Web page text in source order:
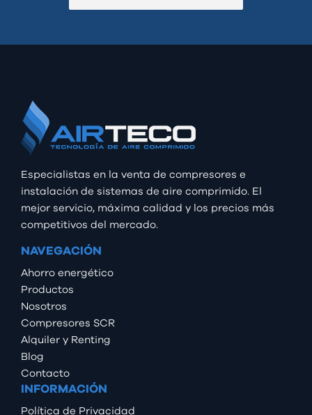
Especialistas en la venta de compresores e
instalación de sistemas de aire comprimido. El
mejor servicio, máxima calidad y los precios más
competitivos del mercado.
NAVEGACIÓN
Ahorro energético
Productos
Nosotros
Compresores SCR
Alquiler y Renting
Blog
Contacto
INFORMACIÓN
Política de Privacidad